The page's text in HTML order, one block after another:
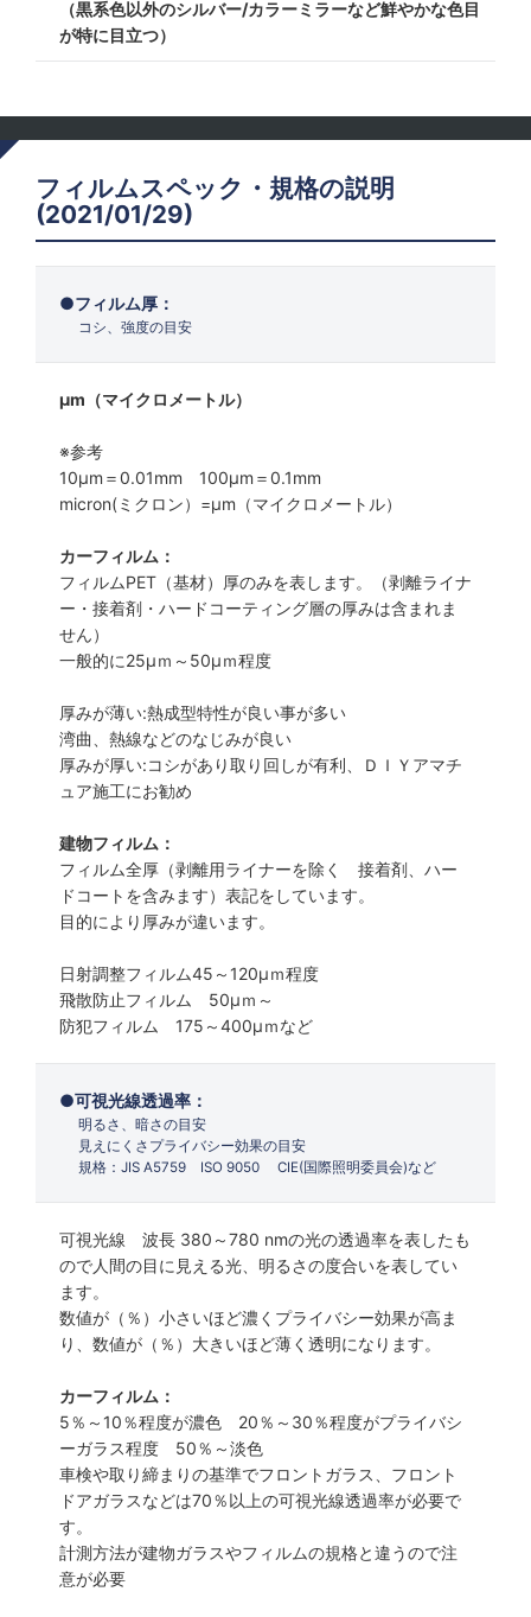
（黒系色以外のシルバー/カラーミラーなど鮮やかな色目
が特に目立つ）
フィルムスペック・規格の説明
(2021/01/29)
フィルム厚：
コシ、強度の目安
μm（マイクロメートル）
※参考
10μm＝0.01mm 100μm＝0.1mm
micron(ミクロン）=µm（マイクロメートル）
カーフィルム：
フィルムPET（基材）厚のみを表します。（剥離ライナ
ー・接着剤・ハードコーティング層の厚みは含まれま
せん）
一般的に25µｍ～50µｍ程度
厚みが薄い:熱成型特性が良い事が多い
湾曲、熱線などのなじみが良い
厚みが厚い:コシがあり取り回しが有利、ＤＩＹアマチ
ュア施工にお勧め
建物フィルム：
フィルム全厚（剥離用ライナーを除く 接着剤、ハー
ドコートを含みます）表記をしています。
目的により厚みが違います。
日射調整フィルム45～120µｍ程度
飛散防止フィルム 50µｍ～
防犯フィルム 175～400µｍなど
可視光線透過率：
明るさ、暗さの目安
見えにくさプライバシー効果の目安
規格：JIS A5759 ISO 9050 CIE(国際照明委員会)など
可視光線 波長 380～780 nmの光の透過率を表したも
ので人間の目に見える光、明るさの度合いを表してい
ます。
数値が（％）小さいほど濃くプライバシー効果が高ま
り、数値が（％）大きいほど薄く透明になります。
カーフィルム：
5％～10％程度が濃色 20％～30％程度がプライバシ
ーガラス程度 50％～淡色
車検や取り締まりの基準でフロントガラス、フロント
ドアガラスなどは70％以上の可視光線透過率が必要で
す。
計測方法が建物ガラスやフィルムの規格と違うので注
意が必要